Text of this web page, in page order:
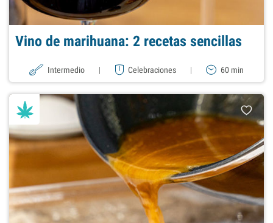
Vino de marihuana: 2 recetas sencillas
Intermedio | Celebraciones | 60 min